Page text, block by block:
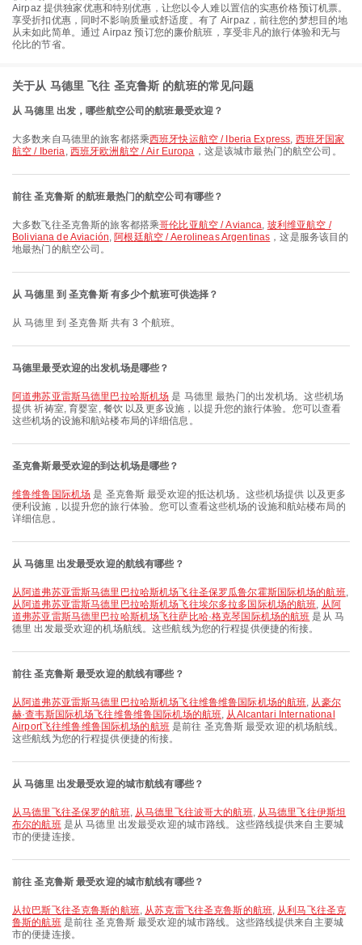
Airpaz 提供独家优惠和特别优惠，让您以令人难以置信的实惠价格预订机票。
享受折扣优惠，同时不影响质量或舒适度。有了 Airpaz，前往您的梦想目的地
从未如此简单。通过 Airpaz 预订您的廉价航班，享受非凡的旅行体验和无与
伦比的节省。
关于从 马德里 飞往 圣克鲁斯 的航班的常见问题
从 马德里 出发，哪些航空公司的航班最受欢迎？
大多数来自马德里的旅客都搭乘西班牙快运航空 / Iberia Express, 西班牙国家
航空 / Iberia, 西班牙欧洲航空 / Air Europa ，这是该城市最热门的航空公司。
前往 圣克鲁斯 的航班最热门的航空公司有哪些？
大多数飞往圣克鲁斯的旅客都搭乘哥伦比亚航空 / Avianca, 玻利维亚航空 /
Boliviana de Aviación, 阿根廷航空 / Aerolineas Argentinas ，这是服务该目的
地最热门的航空公司。
从 马德里 到 圣克鲁斯 有多少个航班可供选择？
从 马德里 到 圣克鲁斯 共有 3 个航班。
马德里最受欢迎的出发机场是哪些？
阿道弗苏亚雷斯马德里巴拉哈斯机场 是 马德里 最热门的出发机场。这些机场
提供 祈祷室, 育婴室, 餐饮 以及更多设施，以提升您的旅行体验。您可以查看
这些机场的设施和航站楼布局的详细信息。
圣克鲁斯最受欢迎的到达机场是哪些？
维鲁维鲁国际机场 是 圣克鲁斯 最受欢迎的抵达机场。这些机场提供 以及更多
便利设施，以提升您的旅行体验。您可以查看这些机场的设施和航站楼布局的
详细信息。
从 马德里 出发最受欢迎的航线有哪些？
从阿道弗苏亚雷斯马德里巴拉哈斯机场飞往圣保罗瓜鲁尔霍斯国际机场的航班,
从阿道弗苏亚雷斯马德里巴拉哈斯机场飞往埃尔多拉多国际机场的航班, 从阿
道弗苏亚雷斯马德里巴拉哈斯机场飞往萨比哈·格克琴国际机场的航班 是从 马
德里 出发最受欢迎的机场航线。这些航线为您的行程提供便捷的衔接。
前往 圣克鲁斯 最受欢迎的航线有哪些？
从阿道弗苏亚雷斯马德里巴拉哈斯机场飞往维鲁维鲁国际机场的航班, 从豪尔
赫·查韦斯国际机场飞往维鲁维鲁国际机场的航班, 从Alcantari International
Airport飞往维鲁维鲁国际机场的航班是前往 圣克鲁斯 最受欢迎的机场航线。
这些航线为您的行程提供便捷的衔接。
从 马德里 出发最受欢迎的城市航线有哪些？
从马德里飞往圣保罗的航班, 从马德里飞往波哥大的航班, 从马德里飞往伊斯坦
布尔的航班是从 马德里 出发最受欢迎的城市路线。这些路线提供来自主要城
市的便捷连接。
前往 圣克鲁斯 最受欢迎的城市航线有哪些？
从拉巴斯飞往圣克鲁斯的航班, 从苏克雷飞往圣克鲁斯的航班, 从利马飞往圣克
鲁斯的航班是前往 圣克鲁斯 最受欢迎的城市路线。这些路线提供来自主要城
市的便捷连接。